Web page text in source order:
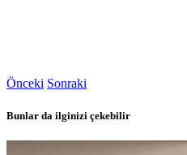
Önceki Sonraki
Bunlar da ilginizi çekebilir